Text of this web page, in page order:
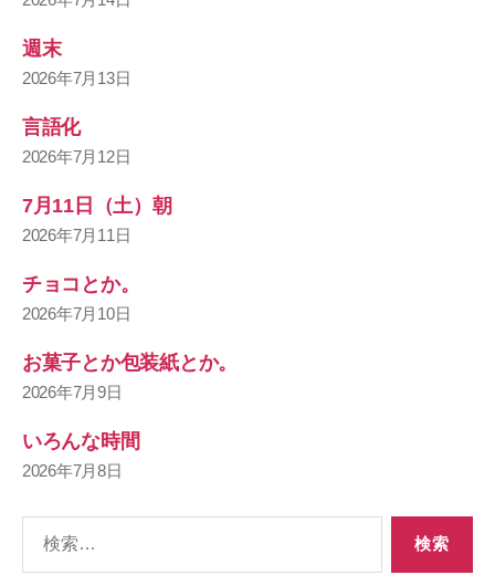
週末
2026年7月13日
言語化
2026年7月12日
7月11日（土）朝
2026年7月11日
チョコとか。
2026年7月10日
お菓子とか包装紙とか。
2026年7月9日
いろんな時間
2026年7月8日